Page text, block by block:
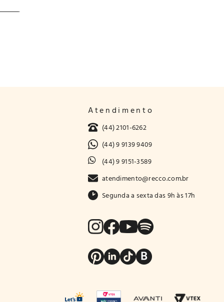
Atendimento
(44) 2101-6262
(44) 9 9139 9409
(44) 9 9151-3589
atendimento@recco.com.br
Segunda a sexta das 9h às 17h